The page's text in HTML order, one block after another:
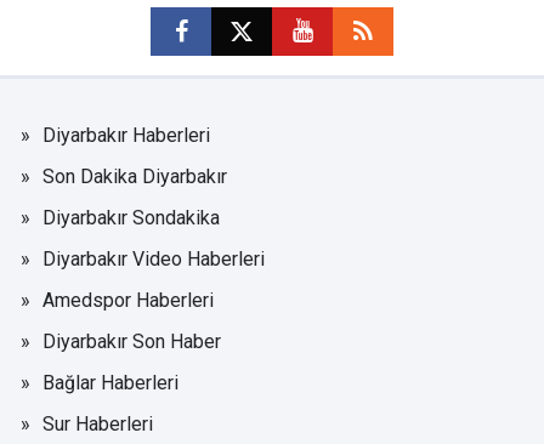
Diyarbakır Haberleri
Son Dakika Diyarbakır
Diyarbakır Sondakika
Diyarbakır Video Haberleri
Amedspor Haberleri
Diyarbakır Son Haber
Bağlar Haberleri
Sur Haberleri